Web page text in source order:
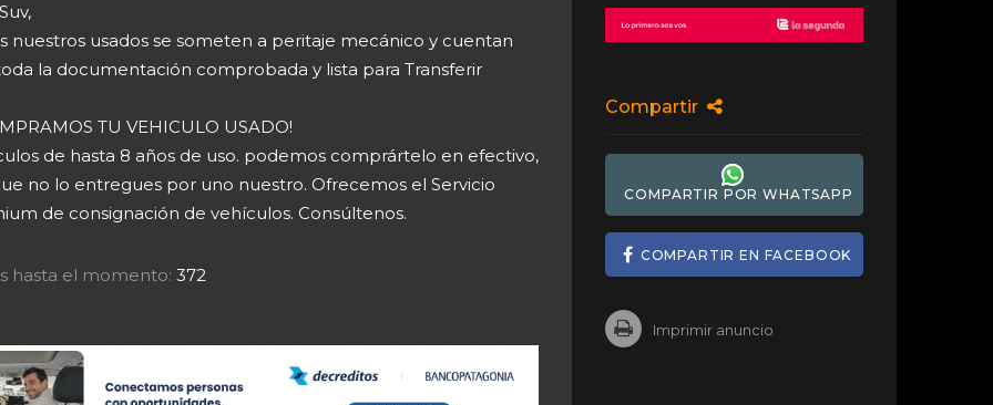
nuestros usados se someten a peritaje mecánico y cuentan
la documentación comprobada y lista para Transferir
TU VEHICULO USADO!
de hasta 8 años de uso. podemos comprártelo en efectivo,
no lo entregues por uno nuestro. Ofrecemos el Servicio
de consignación de vehículos. Consúltenos.
hasta el momento: 372
Compartir
COMPARTIR POR WHATSAPP
COMPARTIR EN FACEBOOK
Imprimir anuncio